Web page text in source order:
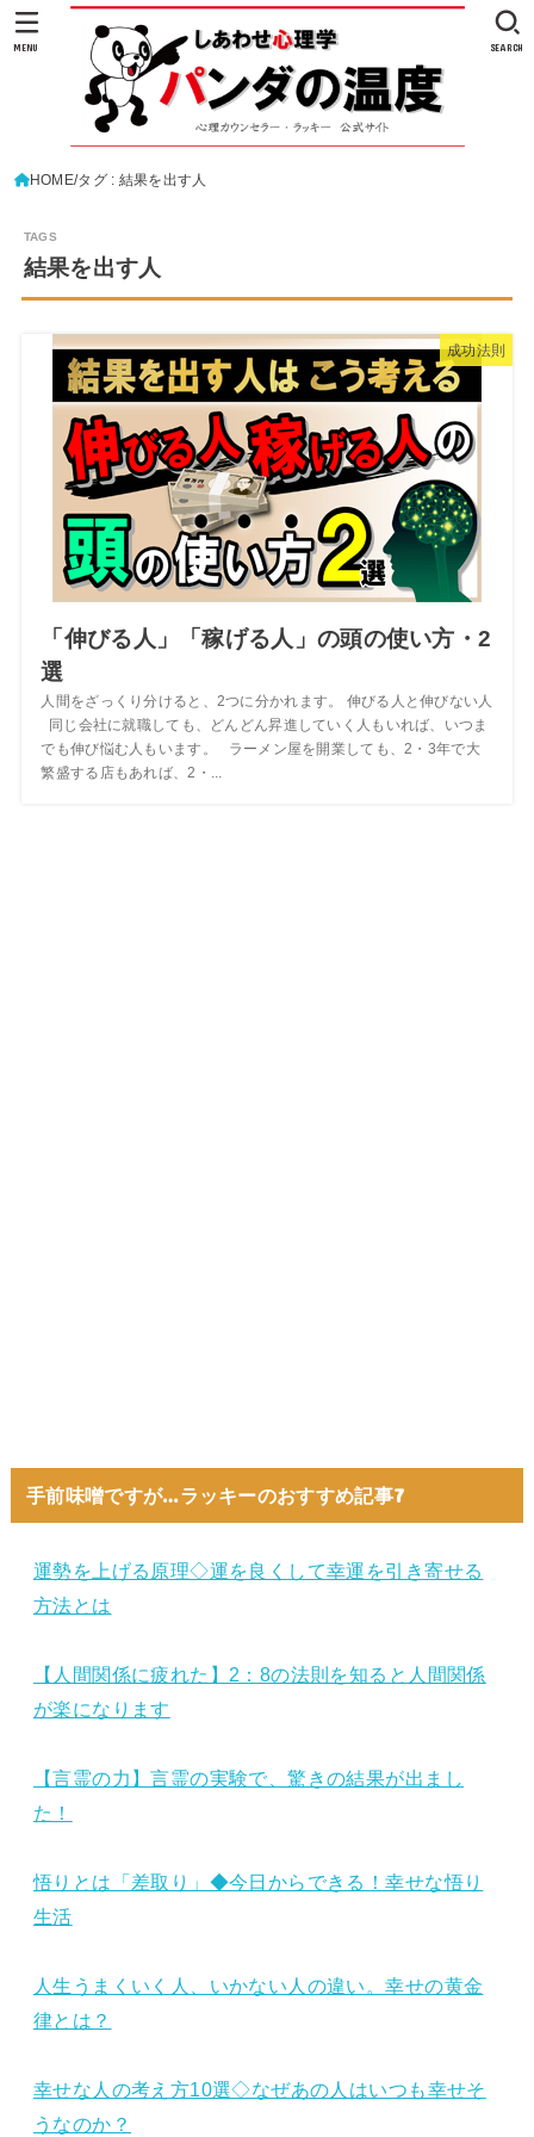
SEARCH
MENU
HOME タグ : 結果を出す人
結果を出す人
成功法則
「伸びる人」「稼げる人」の頭の使い方・2
選
人間をざっくり分けると、2つに分かれます。 伸びる人と伸びない人
同じ会社に就職しても、どんどん昇進していく人もいれば、いつま
でも伸び悩む人もいます。 ラーメン屋を開業しても、2・3年で大
繁盛する店もあれば、2・...
手前味噌ですが…ラッキーのおすすめ記事7
運勢を上げる原理◇運を良くして幸運を引き寄せる
方法とは
【人間関係に疲れた】2：8の法則を知ると人間関係
が楽になります
【言霊の力】言霊の実験で、驚きの結果が出まし
た！
悟りとは「差取り」◆今日からできる！幸せな悟り
生活
人生うまくいく人、いかない人の違い。幸せの黄金
律とは？
幸せな人の考え方10選◇なぜあの人はいつも幸せそ
うなのか？